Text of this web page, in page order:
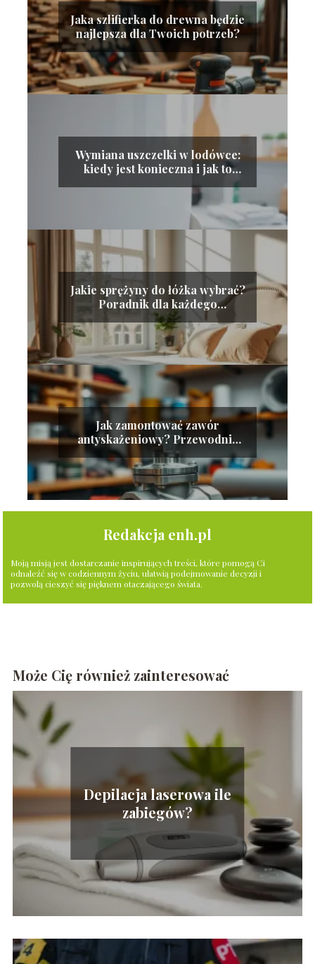
Jaka szlifierka do drewna będzie
najlepsza dla Twoich potrzeb?
Wymiana uszczelki w lodówce:
kiedy jest konieczna i jak to
Jakie sprężyny do łóżka wybrać?
Poradnik dla każdego
kupującego
Jak zamontować zawór
antyskażeniowy? Przewodnik
krok po kroku
Redakcja enh.pl
Moją misją jest dostarczanie inspirujących treści, które pomogą Ci
odnaleźć się w codziennym życiu, ułatwią podejmowanie decyzji i
pozwolą cieszyć się pięknem otaczającego świata.
Może Cię również zainteresować
Depilacja laserowa ile
zabiegów?